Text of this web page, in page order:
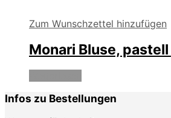
Zum Wunschzettel hinzufügen
Monari Bluse,
Infos zu Bestellungen